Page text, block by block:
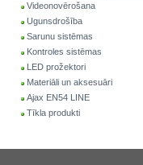
Videonovērošana
Ugunsdrošība
Sarunu sistēmas
Kontroles sistēmas
LED prožektori
Materiāli un aksesuāri
Ajax EN54 LINE
Tīkla produkti